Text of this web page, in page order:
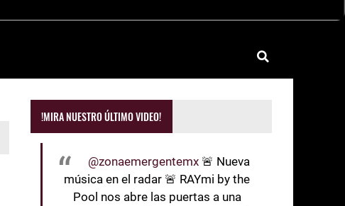
!MIRA NUESTRO ÚLTIMO VIDEO!
@zonaemergentemx 🚨 Nueva
música en el radar 🚨 RAYmi by the
Pool nos abre las puertas a una